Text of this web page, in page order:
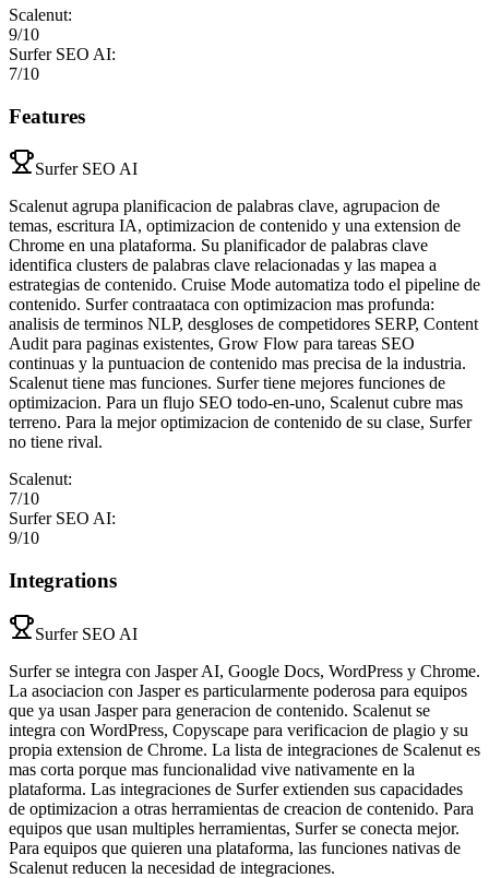
Scalenut:
9/10
Surfer SEO AI:
7/10
Features
Surfer SEO AI
Scalenut agrupa planificacion de palabras clave, agrupacion de
temas, escritura IA, optimizacion de contenido y una extension de
Chrome en una plataforma. Su planificador de palabras clave
identifica clusters de palabras clave relacionadas y las mapea a
estrategias de contenido. Cruise Mode automatiza todo el pipeline de
contenido. Surfer contraataca con optimizacion mas profunda:
analisis de terminos NLP, desgloses de competidores SERP, Content
Audit para paginas existentes, Grow Flow para tareas SEO
continuas y la puntuacion de contenido mas precisa de la industria.
Scalenut tiene mas funciones. Surfer tiene mejores funciones de
optimizacion. Para un flujo SEO todo-en-uno, Scalenut cubre mas
terreno. Para la mejor optimizacion de contenido de su clase, Surfer
no tiene rival.
Scalenut:
7/10
Surfer SEO AI:
9/10
Integrations
Surfer SEO AI
Surfer se integra con Jasper AI, Google Docs, WordPress y Chrome.
La asociacion con Jasper es particularmente poderosa para equipos
que ya usan Jasper para generacion de contenido. Scalenut se
integra con WordPress, Copyscape para verificacion de plagio y su
propia extension de Chrome. La lista de integraciones de Scalenut es
mas corta porque mas funcionalidad vive nativamente en la
plataforma. Las integraciones de Surfer extienden sus capacidades
de optimizacion a otras herramientas de creacion de contenido. Para
equipos que usan multiples herramientas, Surfer se conecta mejor.
Para equipos que quieren una plataforma, las funciones nativas de
Scalenut reducen la necesidad de integraciones.